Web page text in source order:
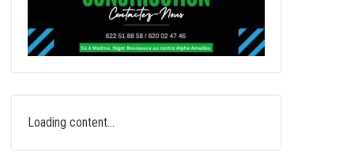
Loading content...